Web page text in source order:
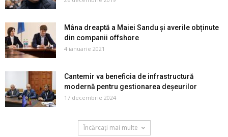
Mâna dreaptă a Maiei Sandu și averile obținute
din companii offshore
4 ianuarie 2021
Cantemir va beneficia de infrastructură
modernă pentru gestionarea deșeurilor
17 decembrie 2024
Încărcați mai multe